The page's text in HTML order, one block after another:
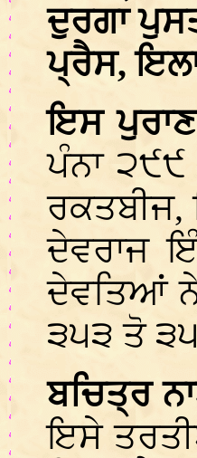
ਦੁਰਗਾ
ਪ੍ਰੈਸ,
ਇਸ
ਪੰਨਾ
ਰਕਤਬੀਜ,
ਦੇਵਰਾਜ
ਦੇਵਤਿਆਂ
੩੫੩ ਤੋ
ਬਚਿਤ੍ਰ
ਇਸੇ